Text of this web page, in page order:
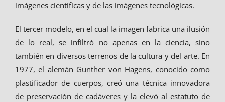
imágenes científicas y de las imágenes tecnológicas.
El tercer modelo, en el cual la imagen fabrica una ilusión
de lo real, se infiltró no apenas en la ciencia, sino
también en diversos terrenos de la cultura y del arte. En
1977, el alemán Gunther von Hagens, conocido como
plastificador de cuerpos, creó una técnica innovadora
de preservación de cadáveres y la elevó al estatuto de